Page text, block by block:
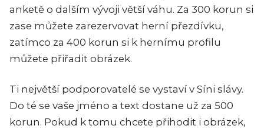
anketě o dalším vývoji větší váhu. Za 300 korun si
zase můžete zarezervovat herní přezdívku,
zatímco za 400 korun si k hernímu profilu
můžete přiřadit obrázek.
Ti největší podporovatelé se vystaví v Síni slávy.
Do té se vaše jméno a text dostane už za 500
korun. Pokud k tomu chcete přihodit i obrázek,